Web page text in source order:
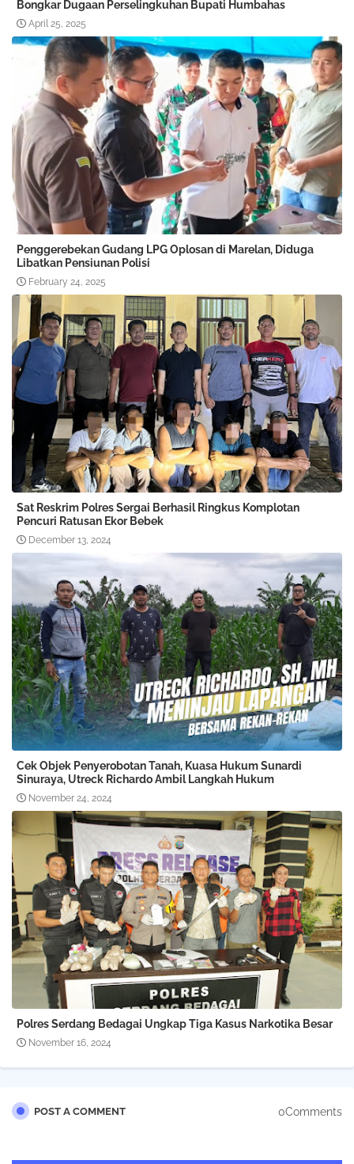
Bongkar Dugaan Perselingkuhan Bupati Humbahas
April 25, 2025
Penggerebekan Gudang LPG Oplosan di Marelan, Diduga
Libatkan Pensiunan Polisi
February 24, 2025
Sat Reskrim Polres Sergai Berhasil Ringkus Komplotan
Pencuri Ratusan Ekor Bebek
December 13, 2024
Cek Objek Penyerobotan Tanah, Kuasa Hukum Sunardi
Sinuraya, Utreck Richardo Ambil Langkah Hukum
November 24, 2024
Polres Serdang Bedagai Ungkap Tiga Kasus Narkotika Besar
November 16, 2024
POST A COMMENT 0Comments